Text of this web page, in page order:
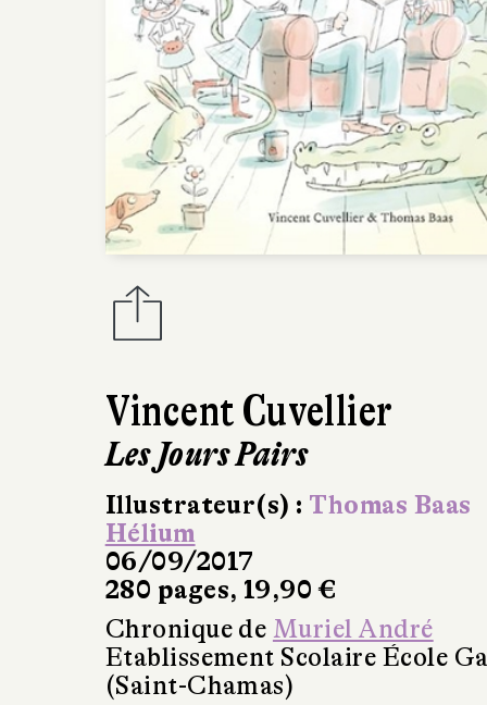
Vincent Cuvellier
Les Jours Pairs
Illustrateur(s) : Thomas Baas
Hélium
06/09/2017
280 pages, 19,90 €
Chronique de Muriel André
Etablissement Scolaire École
(Saint-Chamas)